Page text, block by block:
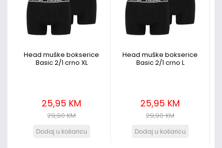
Head muške bokserice
Basic 2/1 crno XL
25,95 KM
29,90 KM
Head muške bokserice
Basic 2/1 crno L
25,95 KM
29,90 KM